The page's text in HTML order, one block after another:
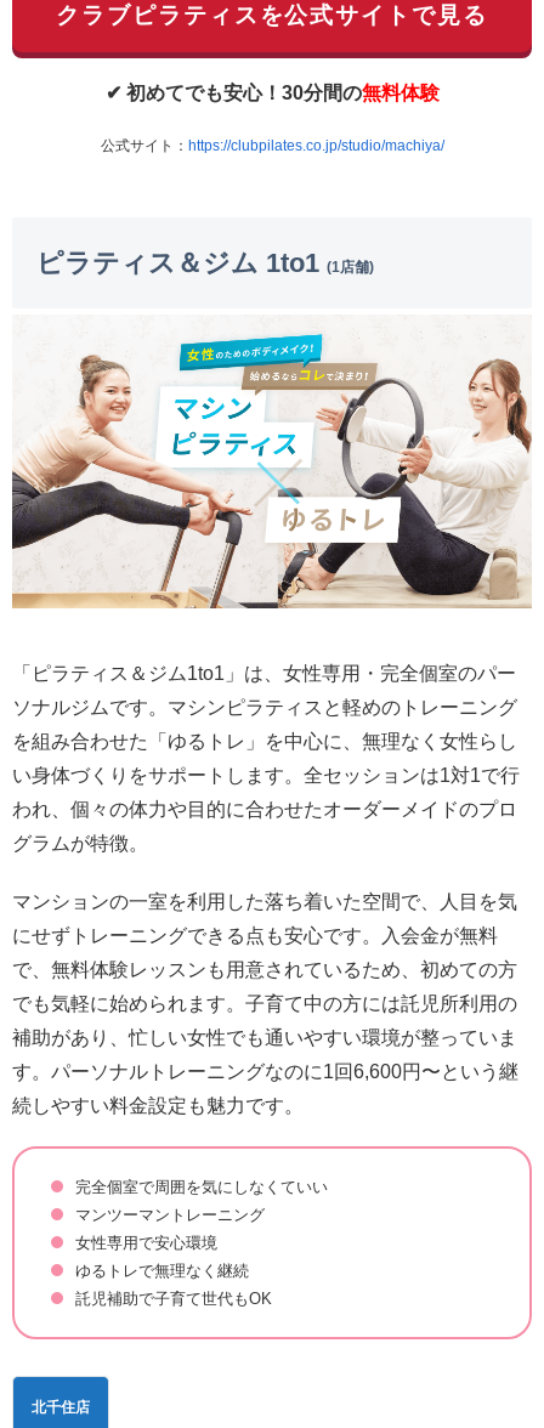
クラブピラティスを公式サイトで見る
✔ 初めてでも安心！30分間の無料体験
公式サイト： https://clubpilates.co.jp/studio/machiya/
ピラティス＆ジム 1to1 (1店舗)
「ピラティス＆ジム1to1」は、女性専用・完全個室のパー
ソナルジムです。マシンピラティスと軽めのトレーニング
を組み合わせた「ゆるトレ」を中心に、無理なく女性らし
い身体づくりをサポートします。全セッションは1対1で行
われ、個々の体力や目的に合わせたオーダーメイドのプロ
グラムが特徴。
マンションの一室を利用した落ち着いた空間で、人目を気
にせずトレーニングできる点も安心です。入会金が無料
で、無料体験レッスンも用意されているため、初めての方
でも気軽に始められます。子育て中の方には託児所利用の
補助があり、忙しい女性でも通いやすい環境が整っていま
す。パーソナルトレーニングなのに1回6,600円〜という継
続しやすい料金設定も魅力です。
完全個室で周囲を気にしなくていい
マンツーマントレーニング
女性専用で安心環境
ゆるトレで無理なく継続
託児補助で子育て世代もOK
北千住店